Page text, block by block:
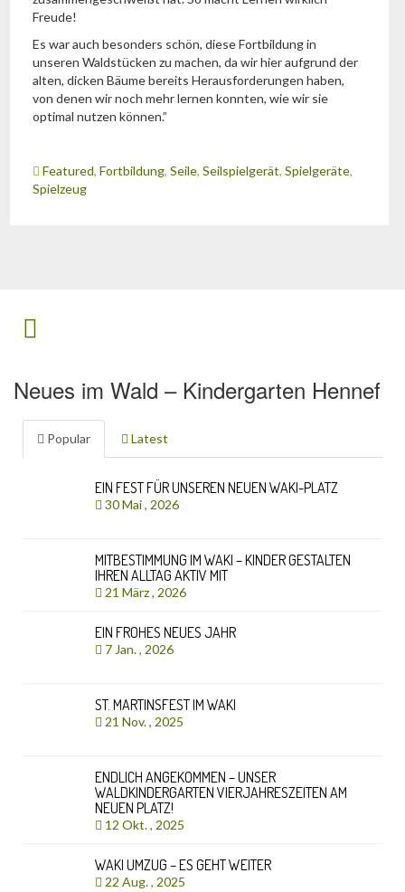
Freude!
Es war auch besonders schön, diese Fortbildung in
unseren Waldstücken zu machen, da wir hier aufgrund der
alten, dicken Bäume bereits Herausforderungen haben,
von denen wir noch mehr lernen konnten, wie wir sie
optimal nutzen können.”
Featured, Fortbildung, Seile, Seilspielgerät, Spielgeräte,
Spielzeug
Neues im Wald – Kindergarten Hennef
Popular Latest
EIN FEST FÜR UNSEREN NEUEN WAKI-PLATZ
30 Mai , 2026
MITBESTIMMUNG IM WAKI – KINDER GESTALTEN
IHREN ALLTAG AKTIV MIT
21 März , 2026
EIN FROHES NEUES JAHR
7 Jan. , 2026
ST. MARTINSFEST IM WAKI
21 Nov. , 2025
ENDLICH ANGEKOMMEN – UNSER
WALDKINDERGARTEN VIERJAHRESZEITEN AM
NEUEN PLATZ!
12 Okt. , 2025
WAKI UMZUG – ES GEHT WEITER
22 Aug. , 2025